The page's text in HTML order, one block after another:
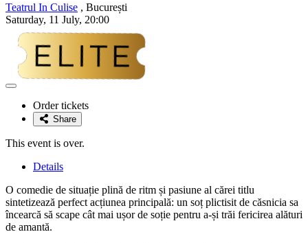
Teatrul In Culise , București
Saturday, 11 July, 20:00
Adaugă
favoriteOrder tickets
Share
This event is over.
Details
O comedie de situație plină de ritm și pasiune al cărei titlu
sintetizează perfect acțiunea principală: un soț plictisit de căsnicia sa
încearcă să scape cât mai ușor de soție pentru a-și trăi fericirea alături
de amantă.